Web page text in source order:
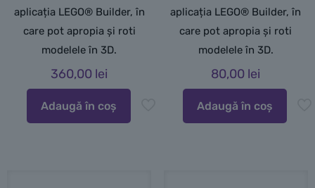
aplicația LEGO® Builder, în
care pot apropia și roti
modelele în 3D.
360,00 lei
Adaugă în coș
aplicația LEGO® Builder, în
care pot apropia și roti
modelele în 3D.
80,00 lei
Adaugă în coș